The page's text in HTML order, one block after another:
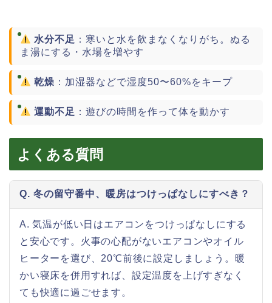
水分不足 ：寒いと水を飲まなくなりがち。ぬる
ま湯にする・水場を増やす
乾燥 ：加湿器などで湿度50〜60%をキープ
運動不足 ：遊びの時間を作って体を動かす
よくある質問
Q. 冬の留守番中、暖房はつけっぱなしにすべき？
A. 気温が低い日はエアコンをつけっぱなしにする
と安心です。火事の心配がないエアコンやオイル
ヒーターを選び、20℃前後に設定しましょう。暖
かい寝床を併用すれば、設定温度を上げすぎなく
ても快適に過ごせます。